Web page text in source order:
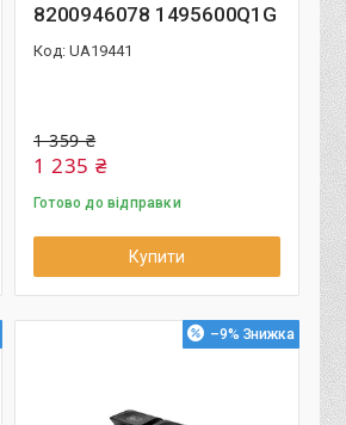
8200946078 1495600Q1G
UA19441
1 359 ₴
1 235 ₴
Готово до відправки
Купити
–9%